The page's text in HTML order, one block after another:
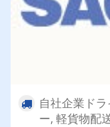
自社企業ド
ー, 軽貨物配